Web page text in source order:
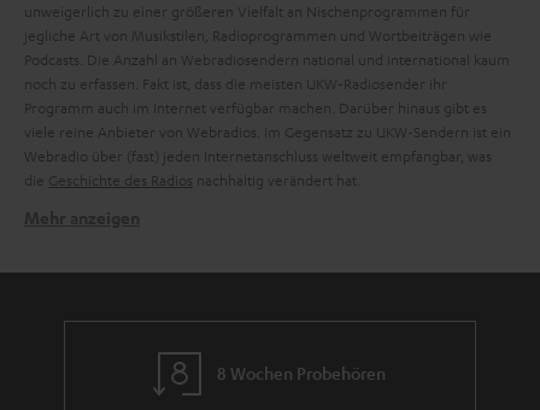
unweigerlich zu einer größeren Vielfalt an Nischenprogrammen für
jegliche Art von Musikstilen, Radioprogrammen und Wortbeiträgen wie
Podcasts. Die Anzahl an Webradiosendern national und international kaum
noch zu erfassen. Fakt ist, dass die meisten UKW-Radiosender ihr
Programm auch im Internet verfügbar machen. Darüber hinaus gibt es
viele reine Anbieter von Webradios. Im Gegensatz zu UKW-Sendern ist ein
Webradio über (fast) jeden Internetanschluss weltweit empfangbar, was
die Geschichte des Radios nachhaltig verändert hat.
dem Land deiner Wahl hören möchtest. Mit nativem Internetradio, DAB+,
FM Radio, Spotify Connect, Amazon Music und Bluetooth hast du mit dem
8 Wochen Probehören